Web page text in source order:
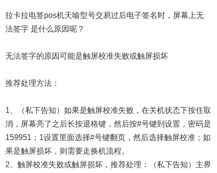
拉卡拉电签pos机天喻型号交易过后电子签名时，屏幕上无
法签字 是什么原因呢？
无法签字的原因可能是触屏校准失败或触屏损坏
推荐处理方法：
1、（私下告知）如果是触屏校准失败，在关机状态下按住取
消，屏幕亮了之后长按退格键，然后按#号键到设置，密码是
159951；1设置里面选择#号键翻页，然后选择触屏校准；如
果是触屏损坏，则需要走换机流程。
2、触屏校准失败或触屏损坏，推荐处理：（私下告知）主界